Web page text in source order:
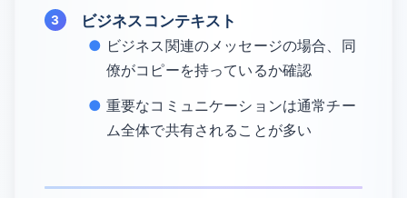
ビジネスコンテキスト
ビジネス関連のメッセージの場合、同
僚がコピーを持っているか確認
重要なコミュニケーションは通常チー
ム全体で共有されることが多い